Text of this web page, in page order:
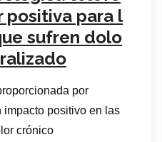
positiva para l
sufren dolo
por
impacto positivo en las
crónico